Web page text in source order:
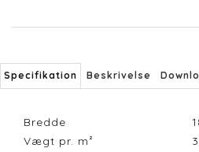
Specifikation Beskrivelse
Bredde
Vægt pr. m²